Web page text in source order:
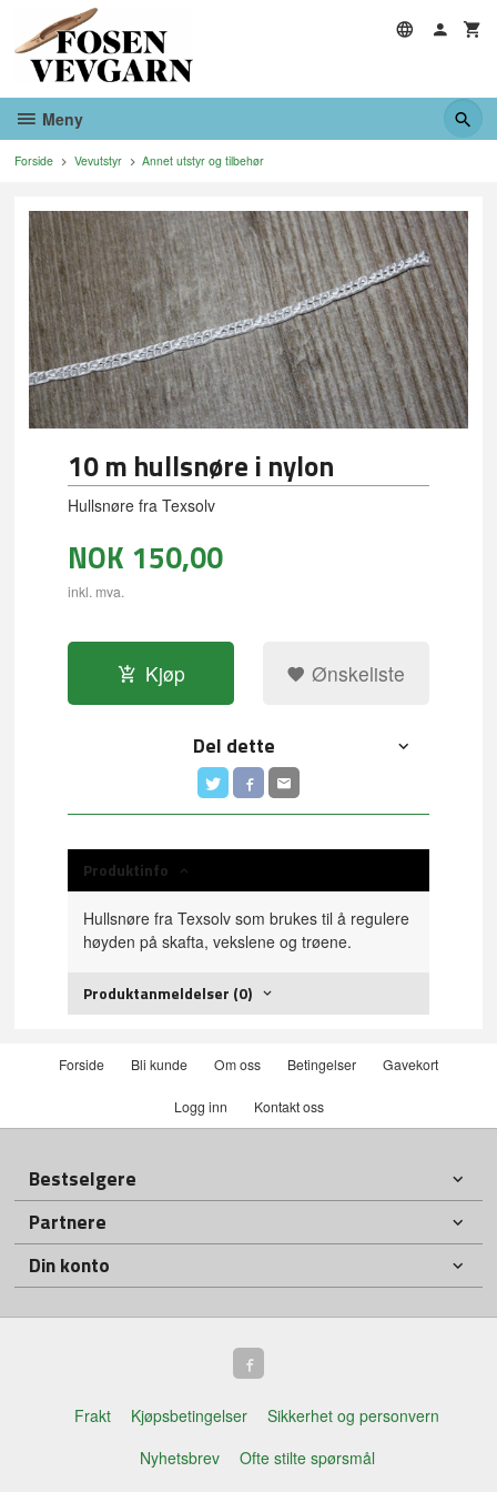
innholdet
Meny
Forside Vevutstyr Annet utstyr og tilbehør
10 m hullsnøre i nylon
Hullsnøre fra Texsolv
NOK 150,00
inkl. mva.
Kjøp Ønskeliste
Del dette
Produktinfo
Hullsnøre fra Texsolv som brukes til å regulere
høyden på skafta, vekslene og trøene.
Produktanmeldelser (0)
Forside Bli kunde Om oss Betingelser Gavekort
Logg inn Kontakt oss
Bestselgere
Partnere
Din konto
Frakt Kjøpsbetingelser
Sikkerhet og personvern
Nyhetsbrev
Ofte stilte spørsmål